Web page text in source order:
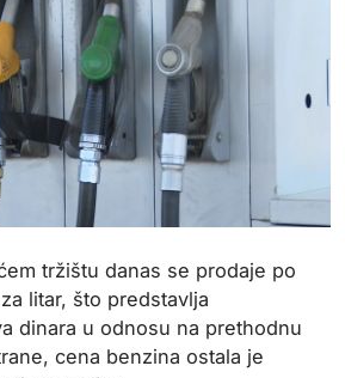
tržištu danas se prodaje po
litar, što predstavlja
dinara u odnosu na prethodnu
cena benzina ostala je